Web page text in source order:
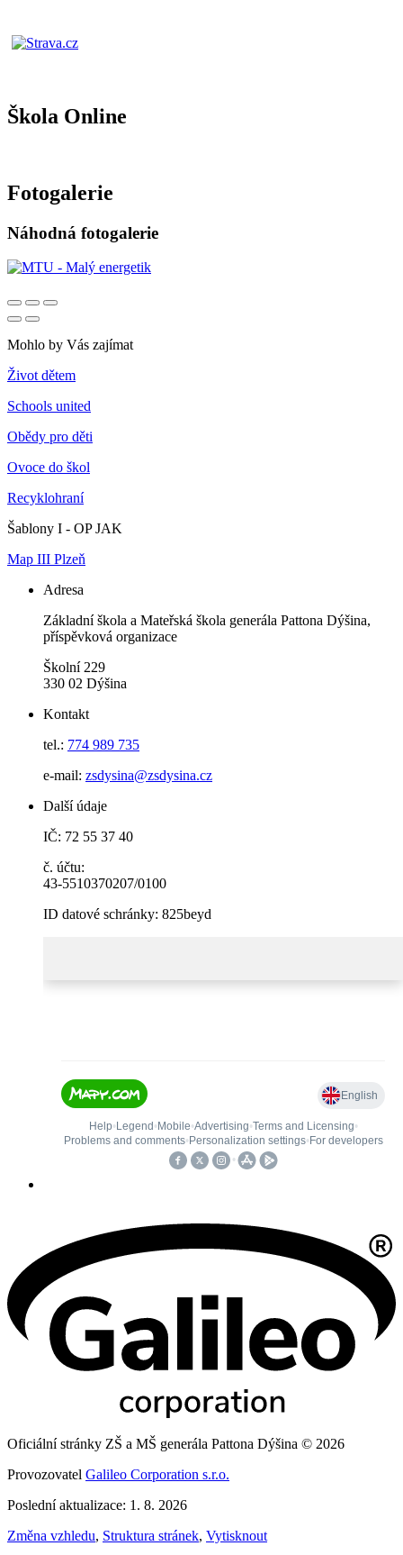
Škola Online
Fotogalerie
Náhodná fotogalerie
Mohlo by Vás zajímat
Život dětem
Schools united
Obědy pro děti
Ovoce do škol
Recyklohraní
Šablony I - OP JAK
Map III Plzeň
Adresa
Základní škola a Mateřská škola generála Pattona Dýšina,
příspěvková organizace
Školní 229
330 02 Dýšina
Kontakt
tel.: 774 989 735
e-mail: zsdysina@zsdysina.cz
Další údaje
IČ: 72 55 37 40
č. účtu:
43-5510370207/0100
ID datové schránky: 825beyd
Oficiální stránky ZŠ a MŠ generála Pattona Dýšina © 2026
Provozovatel Galileo Corporation s.r.o.
Poslední aktualizace: 1. 8. 2026
Změna vzhledu, Struktura stránek, Vytisknout